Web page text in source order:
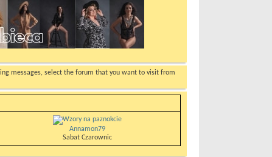
messages, select the forum that you want to visit from
Annamon79
Sabat Czarownic